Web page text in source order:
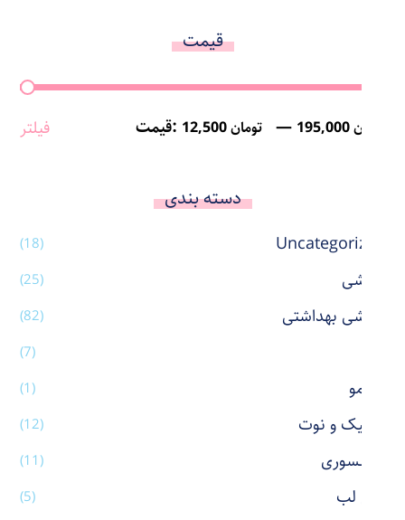
قیمت
فیلتر قیمت: 12,500 تومان — 195,000 تومان
دسته بندی
Uncategorized
(18)
آرایشی (25)
آرایشی بهداشتی (82)
(7)
اتو مو (1)
استیک و نوت (12)
اکسسوری (11)
بالم لب (5)